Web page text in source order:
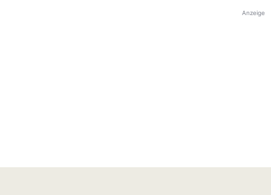
Anzeige